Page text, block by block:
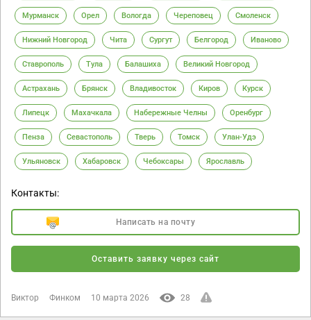
Мурманск Орел Вологда Череповец Смоленск
Нижний Новгород Чита Сургут Белгород Иваново
Ставрополь Тула Балашиха Великий Новгород
Астрахань Брянск Владивосток Киров Курск
Липецк Махачкала Набережные Челны Оренбург
Пенза Севастополь Тверь Томск Улан-Удэ
Ульяновск Хабаровск Чебоксары Ярославль
Контакты:
Написать на почту
Оставить заявку через сайт
Виктор Финком 10 марта 2026 28